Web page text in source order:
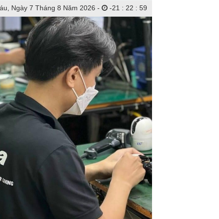
Ngày 7 Tháng 8 Năm 2026 - -21 : 23 : 01